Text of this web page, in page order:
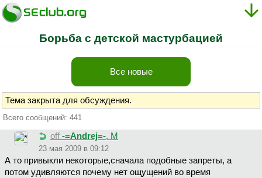
Борьба с детской мастурбацией
Все новые
Тема закрыта для обсуждения.
Всего сообщений: 441
off -=Andrej=-, М
23 мая 2009 в 09:12
А то привыкли некоторые,сначала подобные запреты, а
потом удивляются почему нет ощущений во время